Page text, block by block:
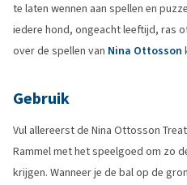
te laten wennen aan spellen en
iedere hond, ongeacht leeftijd, ras
over de spellen van Nina Ottosson
Gebruik
Vul allereerst de Nina Ottosson
Rammel met het speelgoed om zo
krijgen. Wanneer je de bal op de